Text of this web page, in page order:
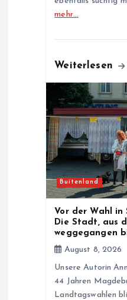
mehr…
Weiterlesen
Buitenland
Vor der Wahl in
Die Stadt, aus
weggegangen
August 8, 2026
Unsere Autorin
44 Jahren
Landtagswahlen